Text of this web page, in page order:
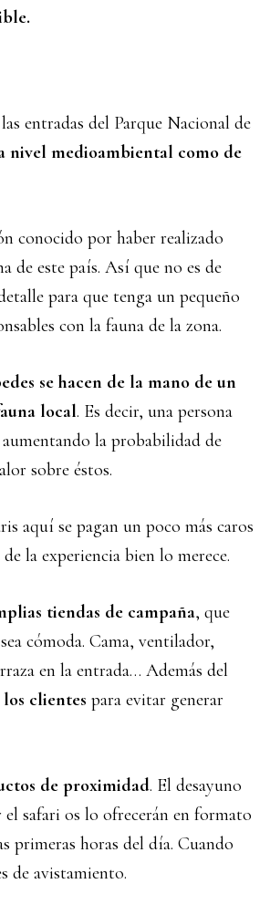
entradas del Parque Nacional de
nivel medioambiental como de
conocido por haber realizado
de este país. Así que no es de
para que tenga un pequeño
con la fauna de la zona.
se hacen de la mano de un
local. Es decir, una persona
la probabilidad de
sobre éstos.
aquí se pagan un poco más caros
la experiencia bien lo merece.
tiendas de campaña, que
cómoda. Cama, ventilador,
en la entrada… Además del
clientes para evitar generar
de proximidad. El desayuno
safari os lo ofrecerán en formato
primeras horas del día. Cuando
de avistamiento.